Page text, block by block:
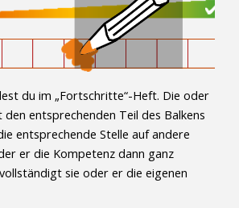
du im „Fortschritte“-Heft. Die oder
entsprechenden Teil des Balkens
entsprechende Stelle auf andere
er die Kompetenz dann ganz
sie oder er die eigenen